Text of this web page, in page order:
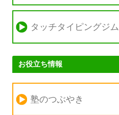
タッチタイピングジム
お役立ち情報
塾のつぶやき